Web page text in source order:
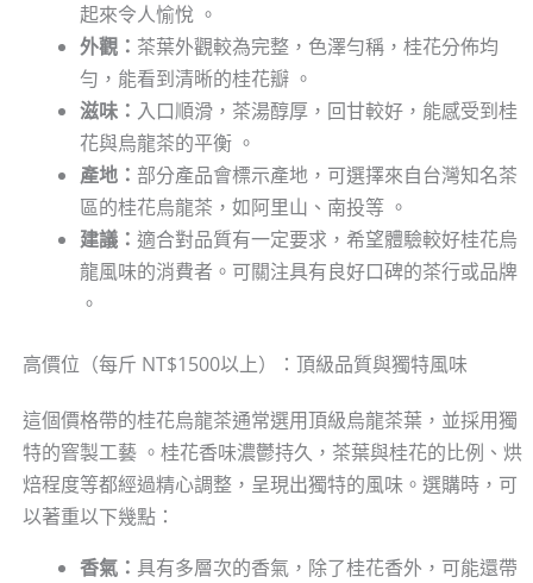
起來令人愉悅 。
外觀： 茶葉外觀較為完整，色澤勻稱，桂花分佈均
勻，能看到清晰的桂花瓣 。
滋味： 入口順滑，茶湯醇厚，回甘較好，能感受到桂
花與烏龍茶的平衡 。
產地： 部分產品會標示產地，可選擇來自台灣知名茶
區的桂花烏龍茶，如阿里山、南投等 。
建議： 適合對品質有一定要求，希望體驗較好桂花烏
龍風味的消費者。可關注具有良好口碑的茶行或品牌
。
高價位（每斤 NT$1500以上）：頂級品質與獨特風味
這個價格帶的桂花烏龍茶通常選用頂級烏龍茶葉，並採用獨
特的窨製工藝 。桂花香味濃鬱持久，茶葉與桂花的比例、烘
焙程度等都經過精心調整，呈現出獨特的風味。選購時，可
以著重以下幾點：
香氣： 具有多層次的香氣，除了桂花香外，可能還帶